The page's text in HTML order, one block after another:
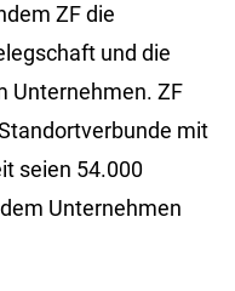
ZF die
und die
Unternehmen. ZF
mit
seien 54.000
Unternehmen